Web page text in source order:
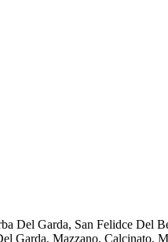
Del Garda, San Felidce Del
Mazzano, Calcinato,